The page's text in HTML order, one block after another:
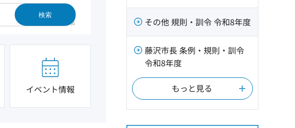
検索
イベント情報
その他 規則・訓令 令和8年度
藤沢市長 条例・規則・訓令
令和8年度
もっと見る